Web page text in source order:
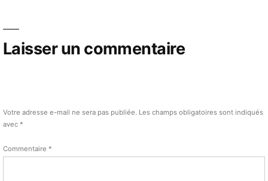
Laisser un commentaire
Votre adresse e-mail ne sera pas publiée. Les champs obligatoires sont indiqués
avec *
Commentaire *